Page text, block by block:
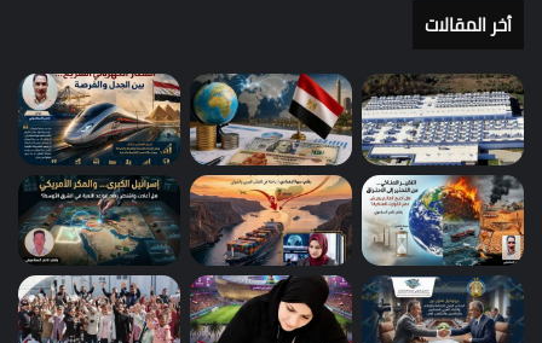
أخر المقالات